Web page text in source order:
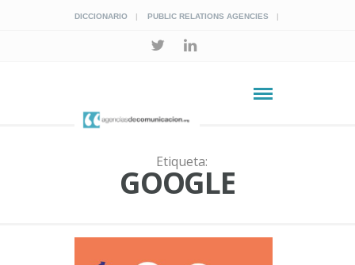
DICCIONARIO PUBLIC RELATIONS AGENCIES
Etiqueta:
GOOGLE